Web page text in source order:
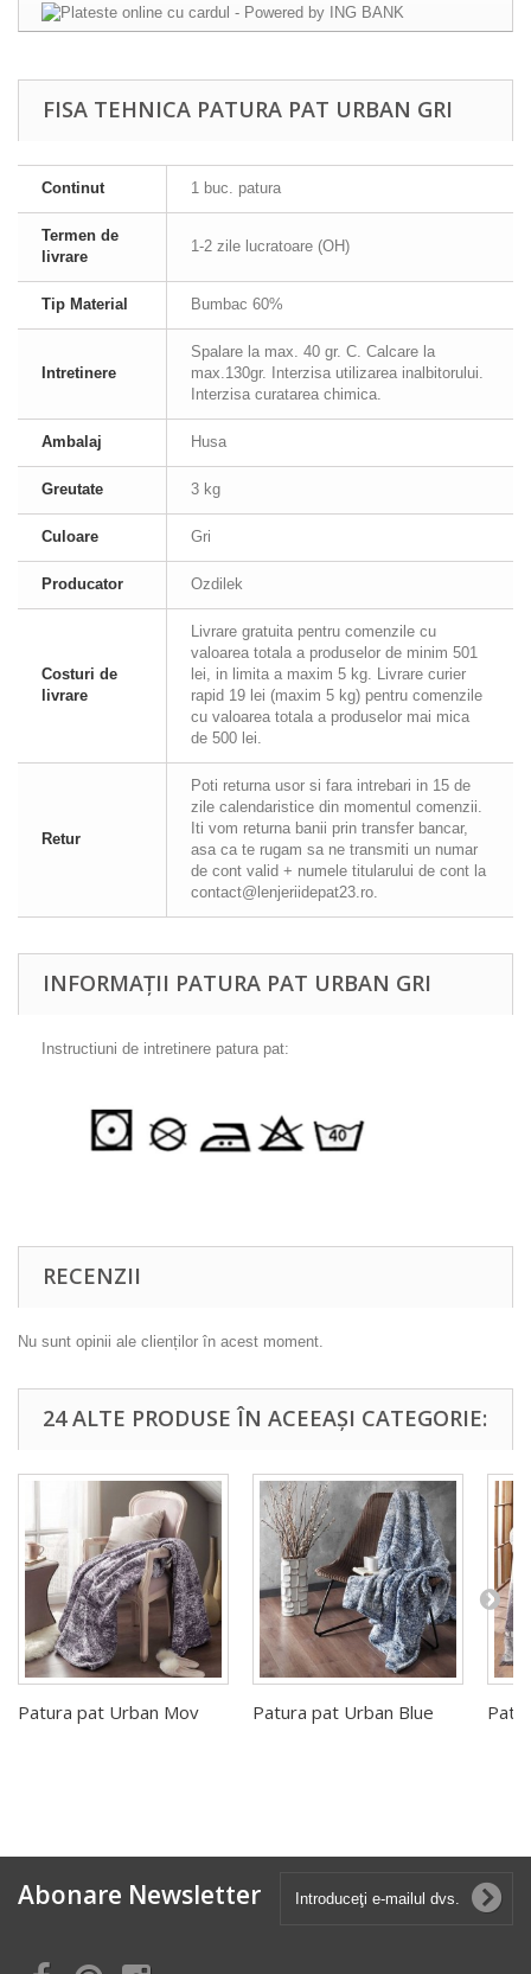
FISA TEHNICA PATURA PAT URBAN GRI
Continut 1 buc. patura
Termen de
livrare
1-2 zile lucratoare (OH)
Tip Material Bumbac 60%
Intretinere
Spalare la max. 40 gr. C. Calcare la
max.130gr. Interzisa utilizarea inalbitorului.
Interzisa curatarea chimica.
Ambalaj Husa
Greutate 3 kg
Culoare Gri
Producator Ozdilek
Costuri de
livrare
Livrare gratuita pentru comenzile cu
valoarea totala a produselor de minim 501
lei, in limita a maxim 5 kg. Livrare curier
rapid 19 lei (maxim 5 kg) pentru comenzile
cu valoarea totala a produselor mai mica
de 500 lei.
Retur
Poti returna usor si fara intrebari in 15 de
zile calendaristice din momentul comenzii.
Iti vom returna banii prin transfer bancar,
asa ca te rugam sa ne transmiti un numar
de cont valid + numele titularului de cont la
contact@lenjeriidepat23.ro.
INFORMAȚII PATURA PAT URBAN GRI
Instructiuni de intretinere patura pat:
RECENZII
Nu sunt opinii ale clienților în acest moment.
24 ALTE PRODUSE ÎN ACEEAȘI CATEGORIE:
Patura pat Urban Mov Patura pat Urban Blue
Abonare Newsletter